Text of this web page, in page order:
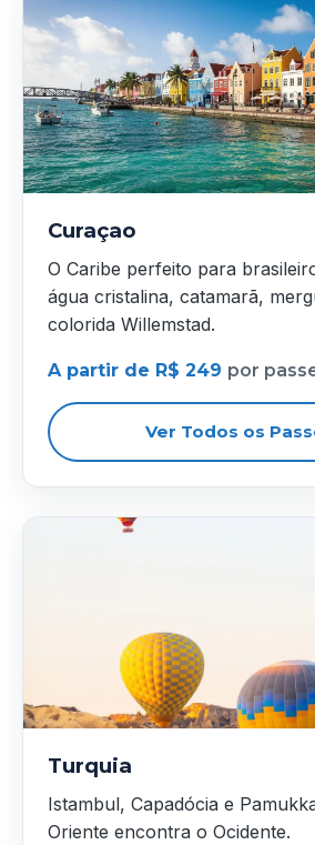
Curaçao
O Caribe perfeito para
água cristalina, catamarã,
colorida Willemstad.
A partir de R$ 249 por
Ver Todos os
Turquia
Istambul, Capadócia e
Oriente encontra o Ocidente.